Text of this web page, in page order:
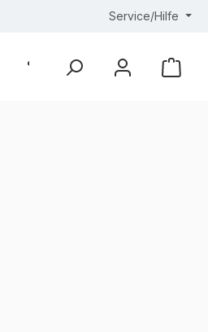
Service/Hilfe
% Outlet %